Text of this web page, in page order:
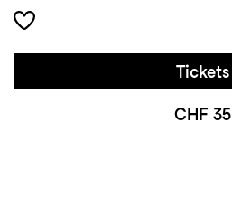
Tickets
CHF 35